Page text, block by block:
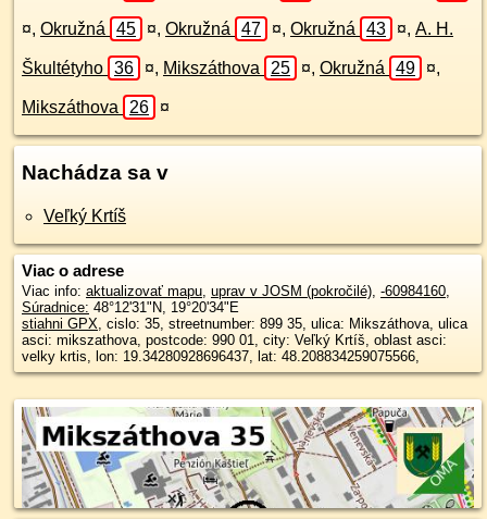
¤, Okružná 45 ¤, Okružná 47 ¤, Okružná 43 ¤, A. H.
Škultétyho 36 ¤, Mikszáthova 25 ¤, Okružná 49 ¤,
Mikszáthova 26 ¤
Nachádza sa v
Veľký Krtíš
Viac o adrese
Viac info: aktualizovať mapu, uprav v JOSM (pokročilé), -60984160,
Súradnice: 48°12'31"N, 19°20'34"E
stiahni GPX, cislo: 35, streetnumber: 899 35, ulica: Mikszáthova, ulica
asci: mikszathova, postcode: 990 01, city: Veľký Krtíš, oblast asci:
velky krtis, lon: 19.34280928696437, lat: 48.208834259075566,